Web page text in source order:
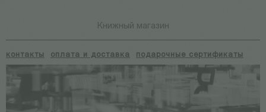
Книжный магазин
контакты оплата и доставка подарочные сертификаты